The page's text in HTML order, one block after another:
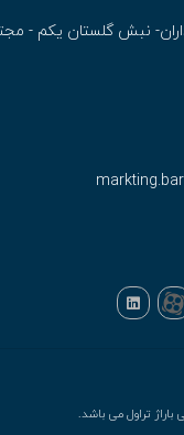
نبش گلستان یکم -
تراول می باشد.